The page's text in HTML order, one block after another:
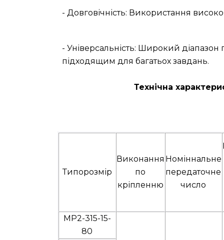
- Довговічність: Використання
- Універсальність: Широкий
підходящим для багатьох завдань.
Технічна
Типорозмір
Виконання
по
кріпленню
Номіннальне
передаточне
число
МР2-315-15-
80